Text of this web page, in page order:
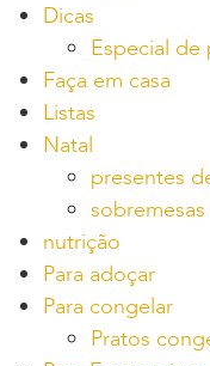
Dicas
Especial de
Faça em casa
Listas
Natal
presentes
nutrição
Para adoçar
Para congelar
Pratos